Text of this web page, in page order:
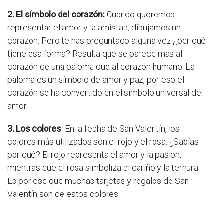
2. El símbolo del corazón:Cuando queremos
representar el amor y la amistad, dibujamos un
corazón. Pero te has preguntado alguna vez ¿por qué
tiene esa forma? Resulta que se parece más al
corazón de una paloma que al corazón humano. La
paloma es un símbolo de amor y paz, por eso el
corazón se ha convertido en el símbolo universal del
amor.
3. Los colores: En la fecha de San Valentín, los
colores más utilizados son el rojo y el rosa. ¿Sabías
por qué? El rojo representa el amor y la pasión,
mientras que el rosa simboliza el cariño y la ternura.
Es por eso que muchas tarjetas y regalos de San
Valentín son de estos colores.